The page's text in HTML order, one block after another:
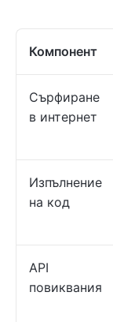
Компонент
Сърфиране
в интернет
Изпълнение
на код
API
повиквания